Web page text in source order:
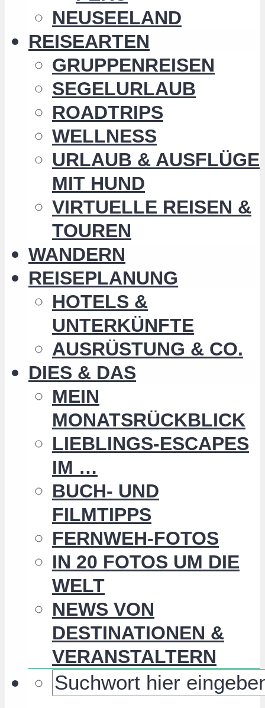
NEUSEELAND
REISEARTEN
GRUPPENREISEN
SEGELURLAUB
ROADTRIPS
WELLNESS
URLAUB & AUSFLÜGE
MIT HUND
VIRTUELLE REISEN &
TOUREN
WANDERN
REISEPLANUNG
HOTELS &
UNTERKÜNFTE
AUSRÜSTUNG & CO.
DIES & DAS
MEIN
MONATSRÜCKBLICK
LIEBLINGS-ESCAPES
IM …
BUCH- UND
FILMTIPPS
FERNWEH-FOTOS
IN 20 FOTOS UM DIE
WELT
NEWS VON
DESTINATIONEN &
VERANSTALTERN